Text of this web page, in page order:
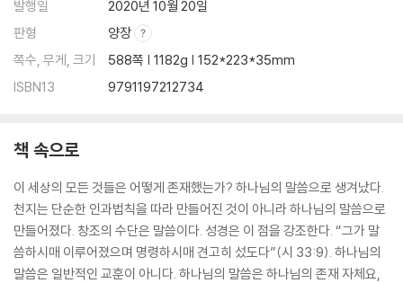
제36강
다음 세대를 위한 축복 (48:1-22) - 559
제37강
발행일
2020년 10월 20일
판형
양장
쪽수, 무게, 크기
588쪽 | 1182g | 152*223*35mm
ISBN13
9791197212734
책 속으로
이 세상의 모든 것들은 어떻게 존재했는가? 하나님의 말씀으로 생겨났다.
천지는 단순한 인과법칙을 따라 만들어진 것이 아니라 하나님의 말씀으로
만들어졌다. 창조의 수단은 말씀이다. 성경은 이 점을 강조한다. “그가 말
씀하시매 이루어졌으며 명령하시매 견고히 섰도다”(시 33:9). 하나님의
말씀은 일반적인 교훈이 아니다. 하나님의 말씀은 하나님의 존재 자체요,